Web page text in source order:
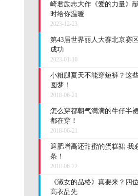
崎君励志大作《爱的力量》
时给你温暖
2023-12-23
第43届世界丽人大赛北京赛
成功
2023-01-10
小粗腿夏天不能穿短裤？这
圆梦！
2018-06-21
怎么穿都朝气满满的牛仔半
都在穿！
2018-06-21
遮肥增高还甜蜜的蛋糕裙 我
条！
2018-06-22
《淑女的品格》真要来？四
高衣品先